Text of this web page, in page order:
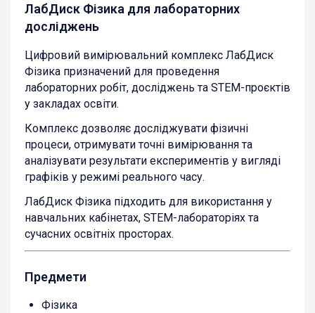
ЛабДиск Фізика для лабораторних
досліджень
Цифровий вимірювальний комплекс ЛабДиск
Фізика призначений для проведення
лабораторних робіт, досліджень та STEM-проєктів
у закладах освіти.
Комплекс дозволяє досліджувати фізичні
процеси, отримувати точні вимірювання та
аналізувати результати експериментів у вигляді
графіків у режимі реального часу.
ЛабДиск Фізика підходить для використання у
навчальних кабінетах, STEM-лабораторіях та
сучасних освітніх просторах.
Предмети
Фізика